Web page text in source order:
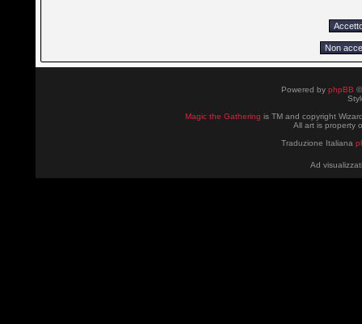
Powered by phpBB
Magic the Gathering is TM and copyright
All art is property
Traduzione Italiana
Ad